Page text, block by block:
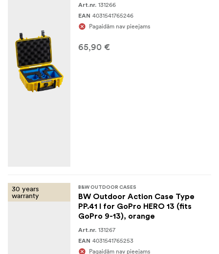
Art.nr. 131266
EAN 4031541765246
Pagaidām nav pieejams
65,90 €
30 years
warranty
B&W OUTDOOR CASES
BW Outdoor Action Case Type
PP.41 I for GoPro HERO 13 (fits
GoPro 9-13), orange
Art.nr. 131267
EAN 4031541765253
Pagaidām nav pieejams